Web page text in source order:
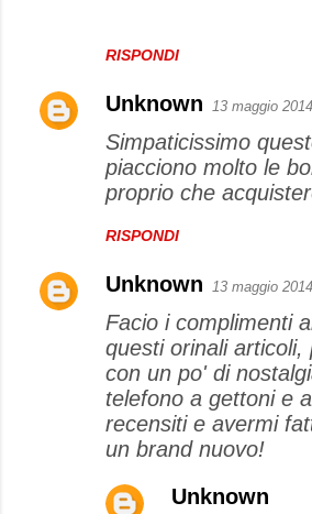
RISPONDI
Unknown 13 maggio
Simpaticissimo
piacciono molto le
proprio che
RISPONDI
Unknown 13 maggio
Facio i complimenti
questi orinali articoli,
con un po' di
telefono a gettoni e
recensiti e avermi
un brand nuovo!
Unknown